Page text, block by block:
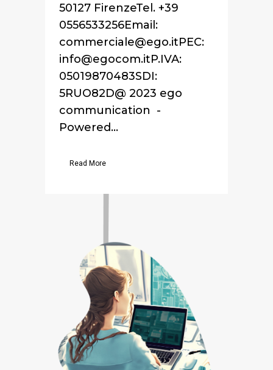
50127 FirenzeTel. +39
0556533256Email:
commerciale@ego.itPEC:
info@egocom.itP.IVA:
05019870483SDI:
5RUO82D@ 2023 ego
communication -
Powered...
Read More